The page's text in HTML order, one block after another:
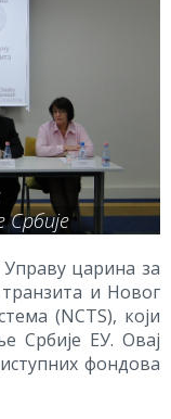
Србије
царина за
транзита и Новог
(NCTS), који
Србије ЕУ. Овај
фондова